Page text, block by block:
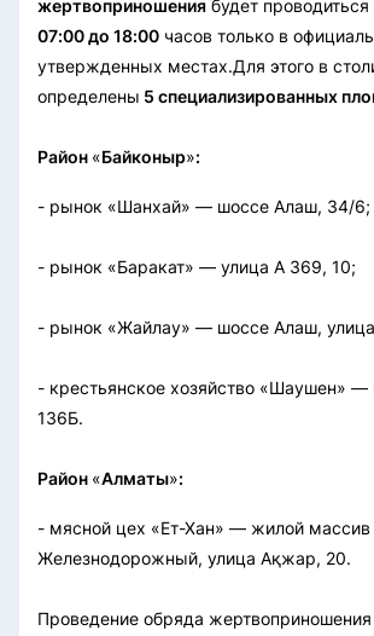
жертвоприношения будет
07:00 до 18:00 часов только в
утвержденных местах.Для этого в
определены 5 специализированных
Район «Байконыр»:
- рынок «Шанхай» — шоссе Алаш, 34/6;
- рынок «Баракат» — улица А 369, 10;
- рынок «Жайлау» — шоссе Алаш,
- крестьянское хозяйство «Шаушен»
136Б.
Район «Алматы»:
- мясной цех «Ет-Хан» — жилой массив
Железнодорожный, улица Ақжар, 20.
Проведение обряда жертвоприношения